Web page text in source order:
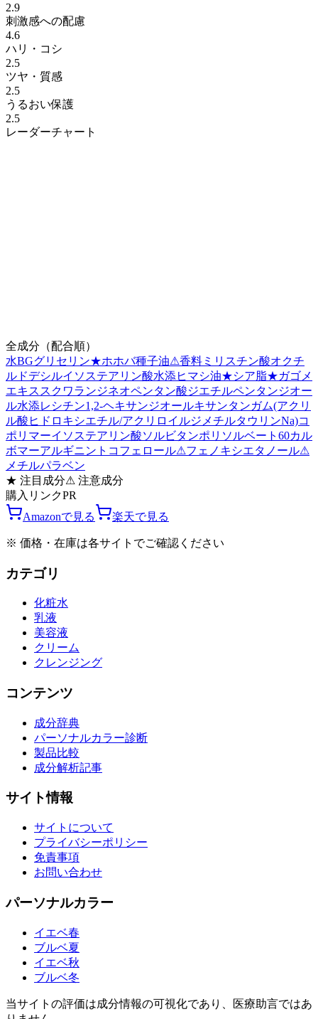
2.9
刺激感への配慮
4.6
ハリ・コシ
2.5
ツヤ・質感
2.5
うるおい保護
2.5
レーダーチャート
全成分（配合順）
水BGグリセリン★ホホバ種子油⚠香料 ミリスチン酸オクチ
ルドデシルイソステアリン酸水添ヒマシ油★シア脂★ガゴメ
エキス スクワランジネオペンタン酸ジエチルペンタンジオー
ル水添レシチン1,2-ヘキサンジオールキサンタンガム(アクリ
ル酸ヒドロキシエチル/アクリロイルジメチルタウリンNa)コ
ポリマーイソステアリン酸ソルビタンポリソルベート60カル
ボマーアルギニン トコフェロール⚠フェノキシエタノール⚠
メチルパラベン
★ 注目成分⚠ 注意成分
購入リンクPR
Amazonで見る
楽天で見る
※ 価格・在庫は各サイトでご確認ください
カテゴリ
化粧水
乳液
美容液
クリーム
クレンジング
コンテンツ
成分辞典
パーソナルカラー診断
製品比較
成分解析記事
サイト情報
サイトについて
プライバシーポリシー
免責事項
お問い合わせ
パーソナルカラー
イエベ春
ブルベ夏
イエベ秋
ブルベ冬
当サイトの評価は成分情報の可視化であり、医療助言ではあ